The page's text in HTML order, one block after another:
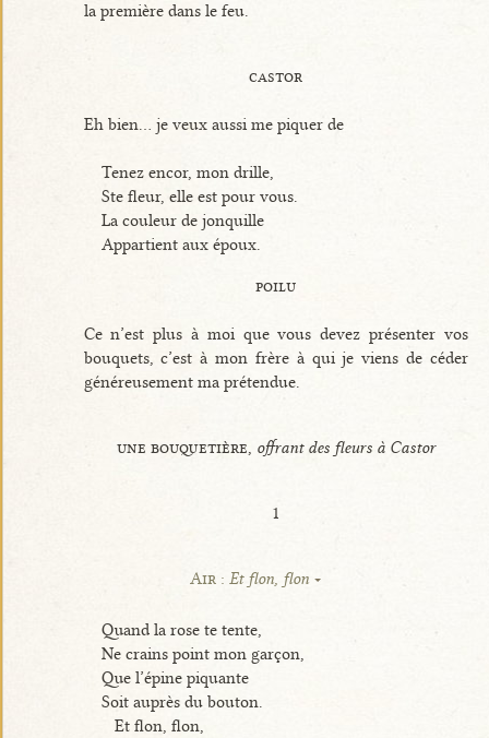
la première dans le feu.
castor
Eh bien... je veux aussi me piquer de
Tenez encor, mon drille,
Ste fleur, elle est pour vous.
La couleur de jonquille
Appartient aux époux.
poilu
Ce n’est plus à moi que vous devez présenter vos
bouquets, c’est à mon frère à qui je viens de céder
généreusement ma prétendue.
une bouquetière, offrant des fleurs à Castor
1
Air : Et flon, flon
Quand la rose te tente,
Ne crains point mon garçon,
Que l’épine piquante
Soit auprès du bouton.
Et flon, flon,